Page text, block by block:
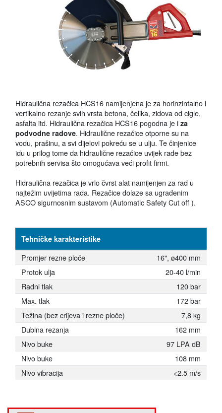
Hidraulična rezačica HCS16 namijenjena je za horinzintalno i
vertikalno rezanje svih vrsta betona, čelika, zidova od cigle,
asfalta itd. Hidraulična rezačica HCS16 pogodna je i za
podvodne radove. Hidraulične rezačice otporne su na
vodu, prašinu, a svi dijelovi pokreću se u ulju. Te činjenice
idu u prilog tome da hidraulične rezačice uvijek rade bez
potrebnih servisa što omogućava veći profit firmi.
Hidraulična rezačica je vrlo čvrst alat namijenjen za rad u
najtežim uvijetima rada. Rezačice dolaze sa ugrađenim
ASCO sigurnosnim sustavom (Automatic Safety Cut off ).
Tehničke karakteristike
Promjer rezne ploče
16", ø400 mm
Protok ulja
20-40 l/min
Radni tlak
120 bar
Max. tlak
172 bar
Težina (bez crijeva i rezne ploče)
7,8 kg
Dubina rezanja
162 mm
Nivo buke
97 LPA dB
Nivo buke
108 mm
Nivo vibracija
<2.5 m/s